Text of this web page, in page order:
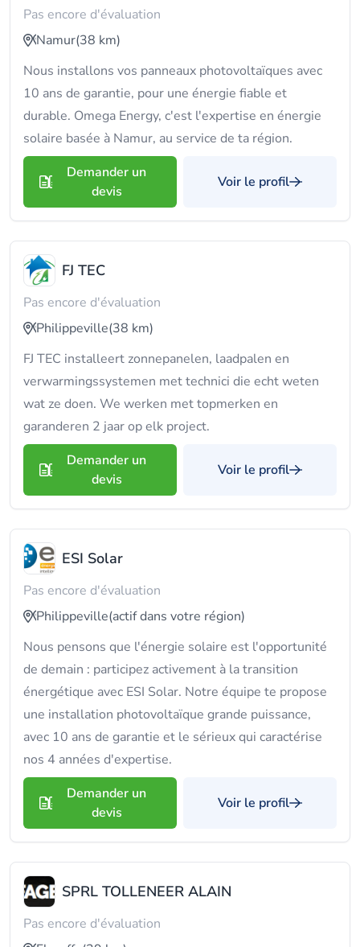
Pas encore d'évaluation
Namur(38 km)
Nous installons vos panneaux photovoltaïques avec
10 ans de garantie, pour une énergie fiable et
durable. Omega Energy, c'est l'expertise en énergie
solaire basée à Namur, au service de ta région.
Demander un
devis
Voir le profil
FJ TEC
Pas encore d'évaluation
Philippeville(38 km)
FJ TEC installeert zonnepanelen, laadpalen en
verwarmingssystemen met technici die echt weten
wat ze doen. We werken met topmerken en
garanderen 2 jaar op elk project.
Demander un
devis
Voir le profil
ESI Solar
Pas encore d'évaluation
Philippeville(actif dans votre région)
Nous pensons que l'énergie solaire est l'opportunité
de demain : participez activement à la transition
énergétique avec ESI Solar. Notre équipe te propose
une installation photovoltaïque grande puissance,
avec 10 ans de garantie et le sérieux qui caractérise
nos 4 années d'expertise.
Demander un
devis
Voir le profil
SPRL TOLLENEER ALAIN
Pas encore d'évaluation